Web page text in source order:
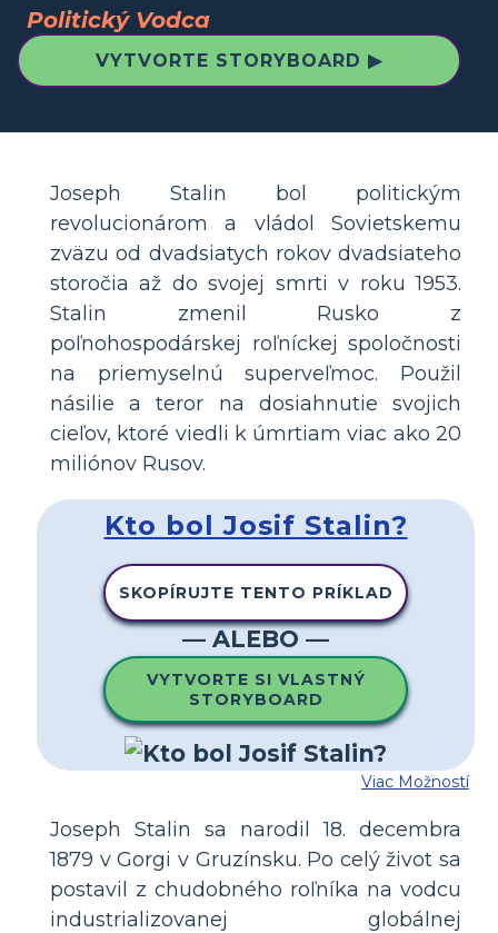
Politický Vodca
VYTVORTE STORYBOARD ▶
Joseph Stalin bol politickým
revolucionárom a vládol Sovietskemu
zväzu od dvadsiatych rokov dvadsiateho
storočia až do svojej smrti v roku 1953.
Stalin zmenil Rusko z
poľnohospodárskej roľníckej spoločnosti
na priemyselnú superveľmoc. Použil
násilie a teror na dosiahnutie svojich
cieľov, ktoré viedli k úmrtiam viac ako 20
miliónov Rusov.
Kto bol Josif Stalin?
SKOPÍRUJTE TENTO PRÍKLAD
— ALEBO —
VYTVORTE SI VLASTNÝ
STORYBOARD
Viac Možností
Joseph Stalin sa narodil 18. decembra
1879 v Gorgi v Gruzínsku. Po celý život sa
postavil z chudobného roľníka na vodcu
industrializovanej globálnej